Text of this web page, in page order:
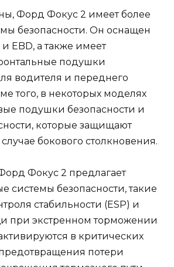
Форд Фокус 2 имеет более
безопасности. Он оснащен
EBD, а также имеет
подушки
водителя и переднего
того, в некоторых моделях
подушки безопасности и
которые защищают
бокового столкновения.
Фокус 2 предлагает
системы безопасности, такие
стабильности (ESP) и
при экстренном торможении
в критических
потери